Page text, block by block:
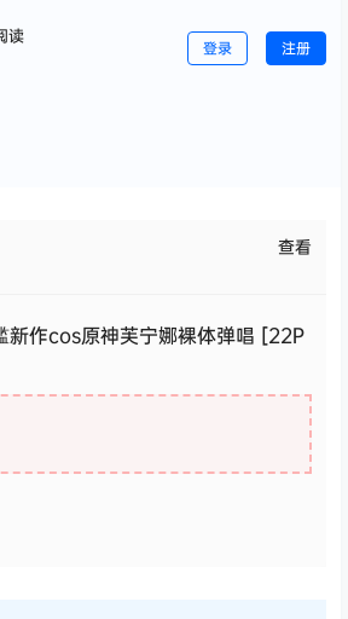
读
登录 注册
查看
新作cos原神芙宁娜裸体弹唱 [22P